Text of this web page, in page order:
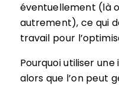
éventuellement (là
autrement), ce qui
travail pour
Pourquoi utiliser
alors que l’on peut